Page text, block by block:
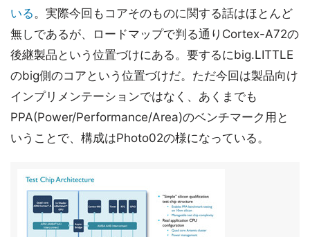
いる。実際今回もコアそのものに関する話はほとんど
無しであるが、ロードマップで判る通りCortex-A72の
後継製品という位置づけにある。要するにbig.LITTLE
のbig側のコアという位置づけだ。ただ今回は製品向け
インプリメンテーションではなく、あくまでも
PPA(Power/Performance/Area)のベンチマーク用と
いうことで、構成はPhoto02の様になっている。